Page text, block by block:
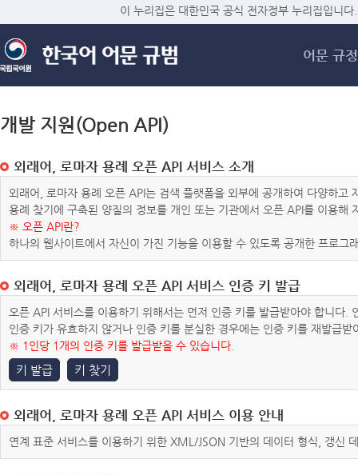
메
이 누리집은 대한민국 공식 전자정부 누리집입니다.
어문 규정
개발 지원(Open API)
외래어, 로마자 용례 오픈 API 서비스 소개
외래어, 로마자 용례 오픈 API는 검색 플랫폼을 외부에 공개하여 다양하
용례 찾기에 구축된 양질의 정보를 개인 또는 기관에서 오픈 API를 이용해
※ 오픈 API란?
하나의 웹사이트에서 자신이 가진 기능을 이용할 수 있도록 공개한 프로그
외래어, 로마자 용례 오픈 API 서비스 인증 키 발급
오픈 API 서비스를 이용하기 위해서는 먼저 인증 키를 발급받아야 합니다
인증 키가 유효하지 않거나 인증 키를 분실한 경우에는 인증 키를 재발급받
※ 1인당 1개의 인증 키를 발급받을 수 있습니다.
키 발급 키 찾기
외래어, 로마자 용례 오픈 API 서비스 이용 안내
연계 표준 서비스를 이용하기 위한 XML/JSON 기반의 데이터 형식, 갱신